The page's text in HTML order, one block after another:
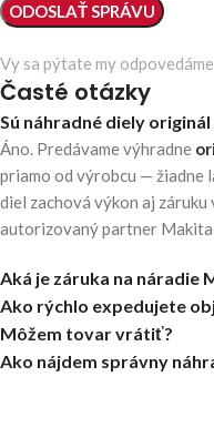
Vy sa pýtate my odpovedáme
Časté otázky
Sú náhradné diely
Áno. Predávame výhradne
priamo od výrobcu — žiadne
diel zachová výkon aj záruku
autorizovaný partner
Aká je záruka na náradie
Ako rýchlo expedujete
Môžem tovar vrátiť?
Ako nájdem správny